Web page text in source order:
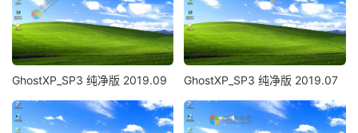
GhostXP_SP3 纯净版 2019.09 GhostXP_SP3 纯净版 2019.07